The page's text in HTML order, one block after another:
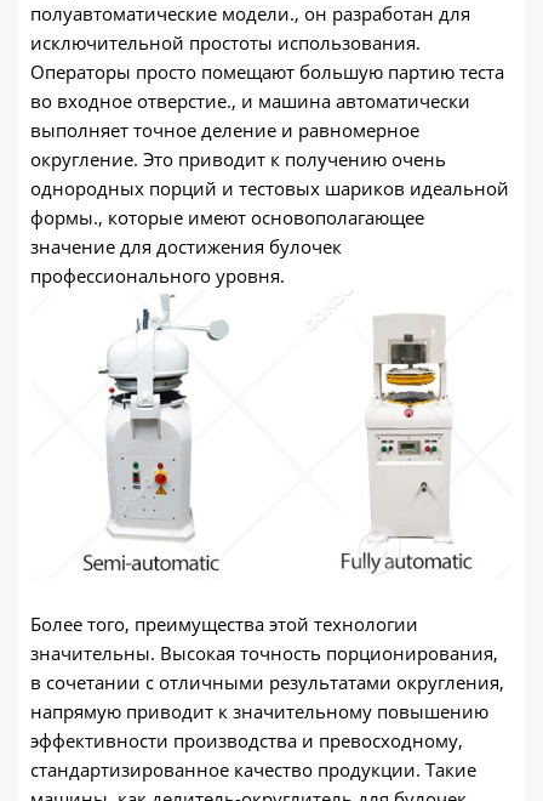
полуавтоматические модели., он разработан для
исключительной простоты использования.
Операторы просто помещают большую партию теста
во входное отверстие., и машина автоматически
выполняет точное деление и равномерное
округление. Это приводит к получению очень
однородных порций и тестовых шариков идеальной
формы., которые имеют основополагающее
значение для достижения булочек
профессионального уровня.
Более того, преимущества этой технологии
значительны. Высокая точность порционирования,
в сочетании с отличными результатами округления,
напрямую приводит к значительному повышению
эффективности производства и превосходному,
стандартизированное качество продукции. Такие